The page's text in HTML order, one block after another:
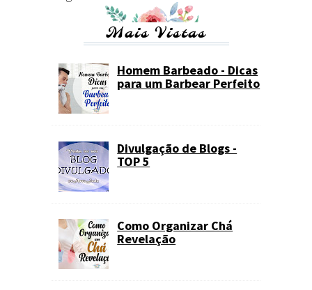
Mais Vistas
Homem Barbeado - Dicas
para um Barbear Perfeito
Divulgação de Blogs -
TOP 5
Como Organizar Chá
Revelação